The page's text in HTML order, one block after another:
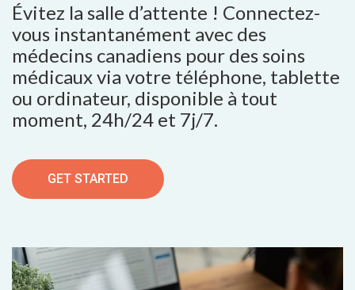
Évitez la salle d’attente ! Connectez-
vous instantanément avec des
médecins canadiens pour des soins
médicaux via votre téléphone, tablette
ou ordinateur, disponible à tout
moment, 24h/24 et 7j/7.
GET STARTED